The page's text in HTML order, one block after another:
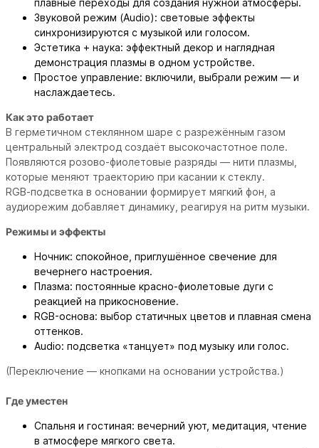
плавные переходы для создания нужной атмосферы.
Звуковой режим (Audio): световые эффекты
синхронизируются с музыкой или голосом.
Эстетика + наука: эффектный декор и наглядная
демонстрация плазмы в одном устройстве.
Простое управление: включили, выбрали режим — и
наслаждаетесь.
Как это работает
В герметичном стеклянном шаре с разрежённым газом
центральный электрод создаёт высокочастотное поле.
Появляются розово‑фиолетовые разряды — нити плазмы,
которые меняют траекторию при касании к стеклу.
RGB‑подсветка в основании формирует мягкий фон, а
аудиорежим добавляет динамику, реагируя на ритм музыки.
Режимы и эффекты
Ночник: спокойное, приглушённое свечение для
вечернего настроения.
Плазма: постоянные красно‑фиолетовые дуги с
реакцией на прикосновение.
RGB-основа: выбор статичных цветов и плавная смена
оттенков.
Audio: подсветка «танцует» под музыку или голос.
(Переключение — кнопками на основании устройства.)
Где уместен
Спальня и гостиная: вечерний уют, медитация, чтение
в атмосфере мягкого света.